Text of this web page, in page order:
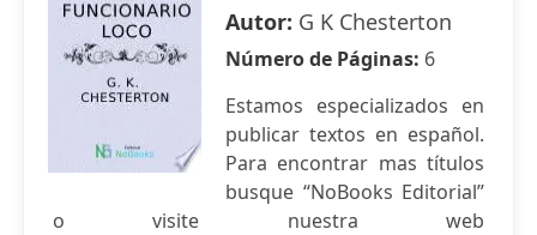
Autor: G K Chesterton
Número de Páginas: 6
Estamos especializados en
publicar textos en español.
Para encontrar mas títulos
busque “NoBooks Editorial”
o visite nuestra web